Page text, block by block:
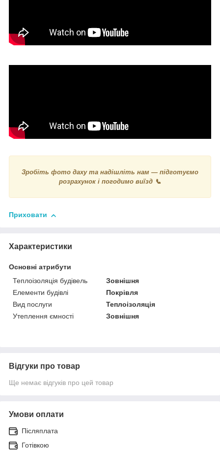
Зробіть фото даху та надішліть нам — підготуємо
розрахунок і погодимо виїзд 📞
Приховати
Характеристики
Основні атрибути
Теплоізоляція будівель
Зовнішня
Елементи будівлі
Покрівля
Вид послуги
Теплоізоляція
Утеплення ємності
Зовнішня
Відгуки про товар
Ще немає відгуків про цей товар
Умови оплати
Післяплата
Готівкою